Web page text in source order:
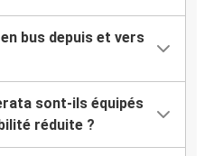
bus depuis et vers
sont-ils équipés
réduite ?